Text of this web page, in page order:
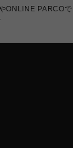
ONLINE PARCOで